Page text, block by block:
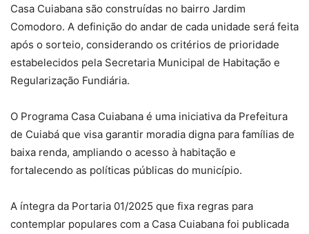
Casa Cuiabana são construídas no bairro Jardim
Comodoro. A definição do andar de cada unidade será feita
após o sorteio, considerando os critérios de prioridade
estabelecidos pela Secretaria Municipal de Habitação e
Regularização Fundiária.
O Programa Casa Cuiabana é uma iniciativa da Prefeitura
de Cuiabá que visa garantir moradia digna para famílias de
baixa renda, ampliando o acesso à habitação e
fortalecendo as políticas públicas do município.
A íntegra da Portaria 01/2025 que fixa regras para
contemplar populares com a Casa Cuiabana foi publicada